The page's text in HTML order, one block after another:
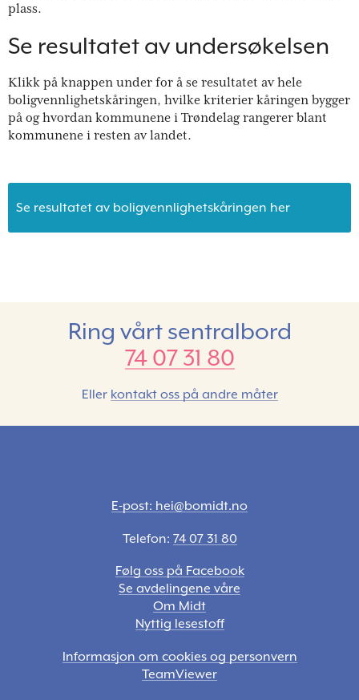
plass.
Se resultatet av undersøkelsen
Klikk på knappen under for å se resultatet av hele
boligvennlighetskåringen, hvilke kriterier kåringen bygger
på og hvordan kommunene i Trøndelag rangerer blant
kommunene i resten av landet.
Se resultatet av boligvennlighetskåringen her
Ring vårt sentralbord
74 07 31 80
Eller kontakt oss på andre måter
E-post: hei@bomidt.no
Telefon: 74 07 31 80
Følg oss på Facebook
Se avdelingene våre
Om Midt
Nyttig lesestoff
Informasjon om cookies og personvern
TeamViewer